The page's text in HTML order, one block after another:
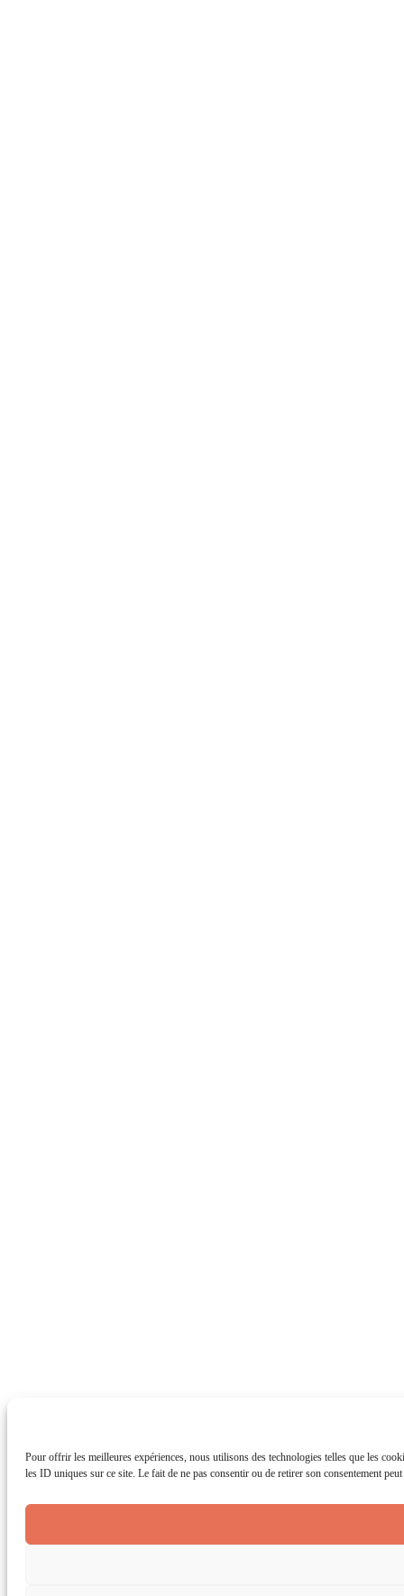
Pour offrir les meilleures expériences, nous utilisons des technologies telles que les
les ID uniques sur ce site. Le fait de ne pas consentir ou de retirer son consentement